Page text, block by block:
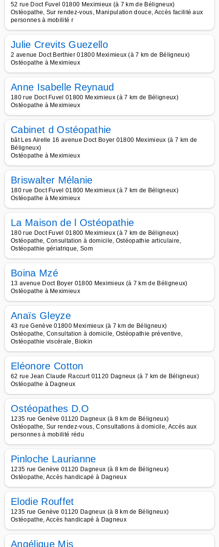
52 rue Doct Fuvel 01800 Meximieux (à 7 km de Béligneux)
Ostéopathe, Sur rendez-vous, Manipulation douce, Accès facilité aux
personnes à mobilité r
Julie Crevits Guezello
2 avenue Doct Berthier 01800 Meximieux (à 7 km de Béligneux)
Ostéopathe à Meximieux
Anne Isabelle Reynaud
180 rue Doct Fuvel 01800 Meximieux (à 7 km de Béligneux)
Ostéopathe à Meximieux
Cabinet d Ostéopathie
bât Les Airelle 16 avenue Doct Boyer 01800 Meximieux (à 7 km de
Béligneux)
Ostéopathe à Meximieux
Briswalter Mélanie
180 rue Doct Fuvel 01800 Meximieux (à 7 km de Béligneux)
Ostéopathe à Meximieux
La Maison de l Ostéopathie
180 rue Doct Fuvel 01800 Meximieux (à 7 km de Béligneux)
Ostéopathe, Consultation à domicile, Ostéopathie articulaire,
Ostéopathie gériatrique, Som
Boina Mzé
13 avenue Doct Boyer 01800 Meximieux (à 7 km de Béligneux)
Ostéopathe à Meximieux
Anaïs Gleyze
43 rue Genève 01800 Meximieux (à 7 km de Béligneux)
Ostéopathe, Consultation à domicile, Ostéopathie préventive,
Ostéopathie viscérale, Biokin
Eléonore Cotton
62 rue Jean Claude Raccurt 01120 Dagneux (à 7 km de Béligneux)
Ostéopathe à Dagneux
Ostéopathes D.O
1235 rue Genève 01120 Dagneux (à 8 km de Béligneux)
Ostéopathe, Sur rendez-vous, Consultations à domicile, Accès aux
personnes à mobilité rédu
Pinloche Laurianne
1235 rue Genève 01120 Dagneux (à 8 km de Béligneux)
Ostéopathe, Accès handicapé à Dagneux
Elodie Rouffet
1235 rue Genève 01120 Dagneux (à 8 km de Béligneux)
Ostéopathe, Accès handicapé à Dagneux
Angélique Mis